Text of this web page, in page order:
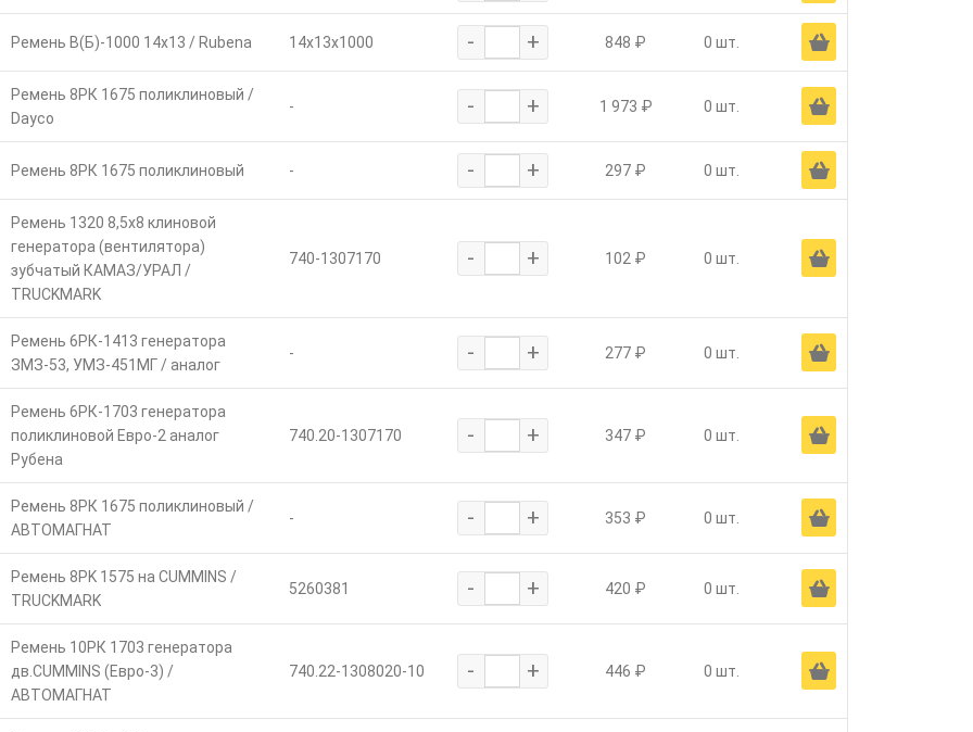
Ремень В(Б)-1000 14х13 / Rubena 14х13х1000 - + 848 ₽ 0 шт. Ä
Ремень 8РК 1675 поликлиновый /
Dayco
- - + 1 973 ₽ 0 шт. Ä
Ремень 8РК 1675 поликлиновый - - + 297 ₽ 0 шт. Ä
Ремень 1320 8,5х8 клиновой
генератора (вентилятора)
зубчатый КАМАЗ/УРАЛ /
TRUCKMARK
740-1307170 - + 102 ₽ 0 шт. Ä
Ремень 6РК-1413 генератора
ЗМЗ-53, УМЗ-451МГ / аналог
- - + 277 ₽ 0 шт. Ä
Ремень 6РК-1703 генератора
поликлиновой Евро-2 аналог
Рубена
740.20-1307170 - + 347 ₽ 0 шт. Ä
Ремень 8РК 1675 поликлиновый /
АВТОМАГНАТ
- - + 353 ₽ 0 шт. Ä
Ремень 8РK 1575 на CUMMINS /
TRUCKMARK
5260381 - + 420 ₽ 0 шт. Ä
Ремень 10РК 1703 генератора
дв.CUMMINS (Евро-3) /
АВТОМАГНАТ
740.22-1308020-10 - + 446 ₽ 0 шт. Ä